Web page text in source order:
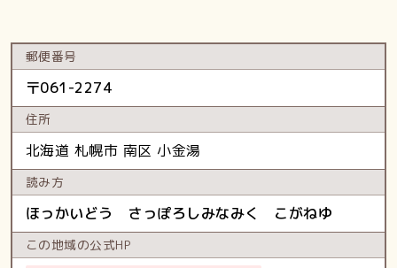
郵便番号
〒061-2274
住所
北海道 札幌市 南区 小金湯
読み方
ほっかいどう さっぽろしみなみく こがねゆ
この地域の公式HP